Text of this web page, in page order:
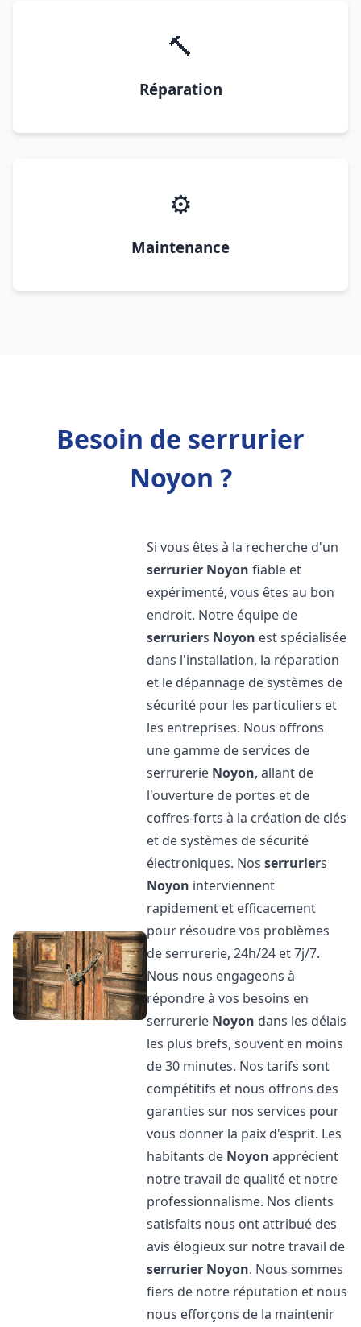
🔨
Réparation
⚙️
Maintenance
Besoin de serrurier
Noyon ?
Si vous êtes à la recherche d'un
serrurier Noyon fiable et
expérimenté, vous êtes au bon
endroit. Notre équipe de
serruriers Noyon est spécialisée
dans l'installation, la réparation
et le dépannage de systèmes de
sécurité pour les particuliers et
les entreprises. Nous offrons
une gamme de services de
serrurerie Noyon, allant de
l'ouverture de portes et de
coffres-forts à la création de clés
et de systèmes de sécurité
électroniques. Nosserruriers
Noyon interviennent
rapidement et efficacement
pour résoudre vos problèmes
de serrurerie, 24h/24 et 7j/7.
Nous nous engageons à
répondre à vos besoins en
serrurerie Noyon dans les délais
les plus brefs, souvent en moins
de 30 minutes. Nos tarifs sont
compétitifs et nous offrons des
garanties sur nos services pour
vous donner la paix d'esprit. Les
habitants de Noyon apprécient
notre travail de qualité et notre
professionnalisme. Nos clients
satisfaits nous ont attribué des
avis élogieux sur notre travail de
serrurier Noyon. Nous sommes
fiers de notre réputation et nous
nous efforçons de la maintenir